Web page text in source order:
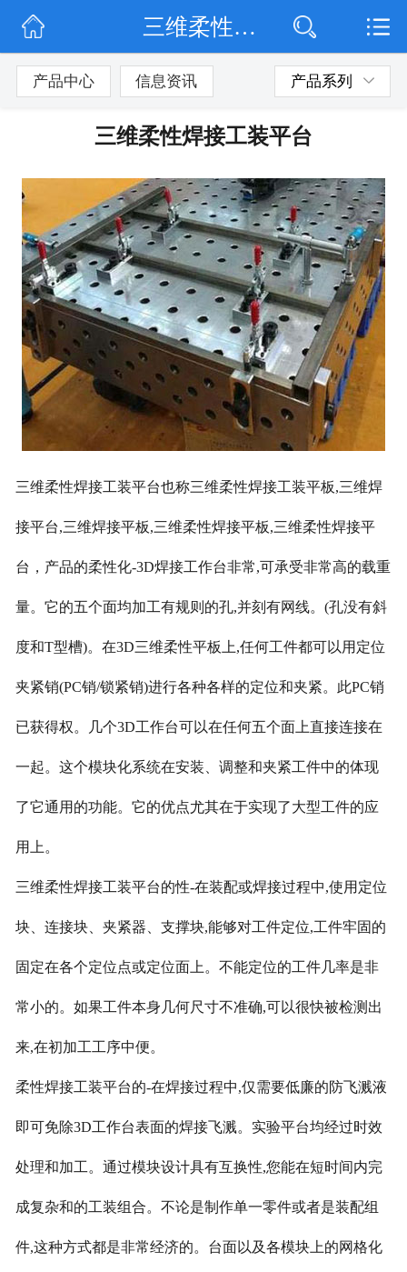
网站首页
公司简介
联系我们
三维柔性焊接工装平台
产品中心 信息资讯 产品系列
三维柔性焊接工装平台
三维柔性焊接工装平台也称三维柔性焊接工装平板,三维焊
接平台,三维焊接平板,三维柔性焊接平板,三维柔性焊接平
台，产品的柔性化-3D焊接工作台非常,可承受非常高的载重
量。它的五个面均加工有规则的孔,并刻有网线。(孔没有斜
度和T型槽)。在3D三维柔性平板上,任何工件都可以用定位
夹紧销(PC销/锁紧销)进行各种各样的定位和夹紧。此PC销
已获得权。几个3D工作台可以在任何五个面上直接连接在
一起。这个模块化系统在安装、调整和夹紧工件中的体现
了它通用的功能。它的优点尤其在于实现了大型工件的应
用上。
三维柔性焊接工装平台的性-在装配或焊接过程中,使用定位
块、连接块、夹紧器、支撑块,能够对工件定位,工件牢固的
固定在各个定位点或定位面上。不能定位的工件几率是非
常小的。如果工件本身几何尺寸不准确,可以很快被检测出
来,在初加工工序中便。
柔性焊接工装平台的-在焊接过程中,仅需要低廉的防飞溅液
即可免除3D工作台表面的焊接飞溅。实验平台均经过时效
处理和加工。通过模块设计具有互换性,您能在短时间内完
成复杂和的工装组合。不论是制作单一零件或者是装配组
件,这种方式都是非常经济的。台面以及各模块上的网格化